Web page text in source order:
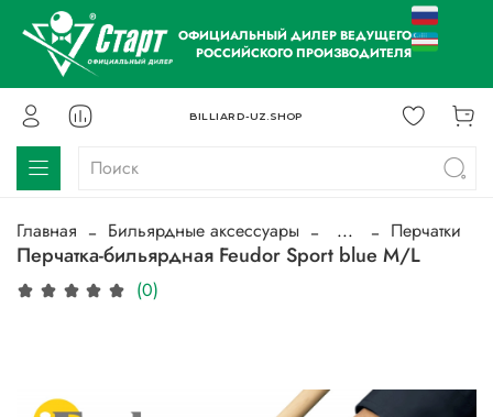
ОФИЦИАЛЬНЫЙ ДИЛЕР ВЕДУЩЕГО
РОССИЙСКОГО ПРОИЗВОДИТЕЛЯ
BILLIARD-UZ.SHOP
Главная Бильярдные аксессуары ... Перчатки
Перчатка-бильярдная Feudor Sport blue M/L
(0)